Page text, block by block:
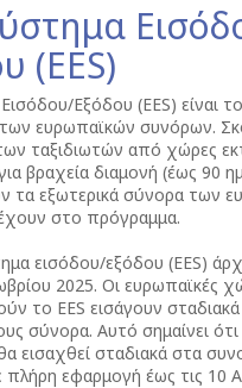
(EES)
Εξόδου (EES) είναι
των ευρωπαϊκών συνόρων.
ταξιδιωτών από χώρες
βραχεία διαμονή (έως 90
τα εξωτερικά σύνορα των
στο πρόγραμμα.
εισόδου/εξόδου (EES)
2025. Οι ευρωπαϊκές
το EES εισάγουν
σύνορα. Αυτό σημαίνει
εισαχθεί σταδιακά στα
πλήρη εφαρμογή έως τις 10